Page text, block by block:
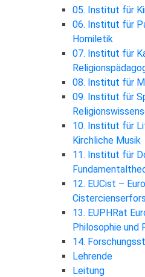
05. Institut für
06. Institut für
Homiletik
07. Institut für
08. Institut für
09. Institut für
10. Institut für
Kirchliche Musik
11. Institut für
12. EUCist –
13. EUPHRat
Philosophie und
14.
Lehrende
Leitung